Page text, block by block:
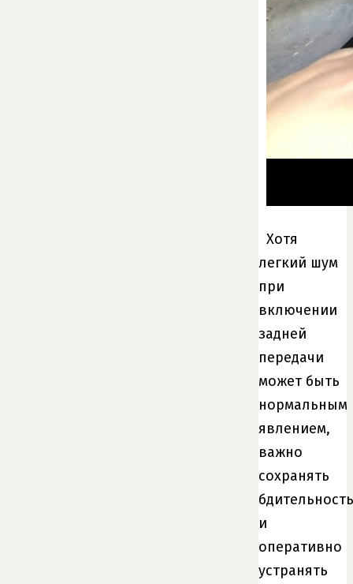
Хотя
легкий шум
при
включении
задней
передачи
может быть
нормальным
явлением,
важно
сохранять
бдительность
и
оперативно
устранять